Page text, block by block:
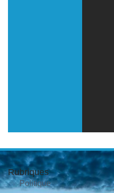
Rubriques
Politique